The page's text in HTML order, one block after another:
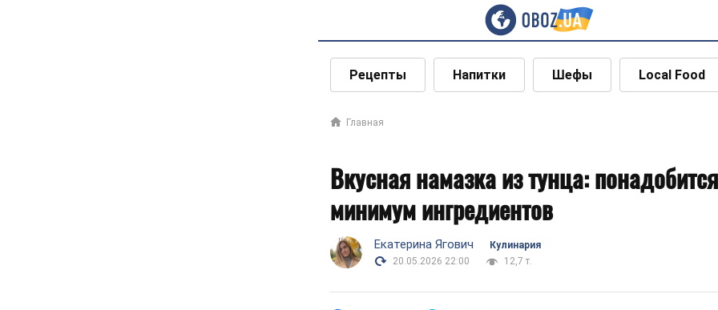
Рецепты Напитки Шефы Local Food
Главная
Вкусная намазка из тунца: понадобится
минимум ингредиентов
Екатерина Ягович
Кулинария
20.05.2026 22:00
12,7 т.